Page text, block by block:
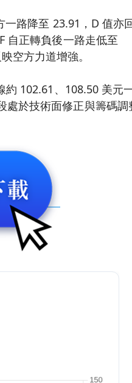
路降至 23.91，D 值亦
自正轉負後一路走低至
空方力道增強。
約 102.61、108.50 美元
處於技術面修正與籌碼調